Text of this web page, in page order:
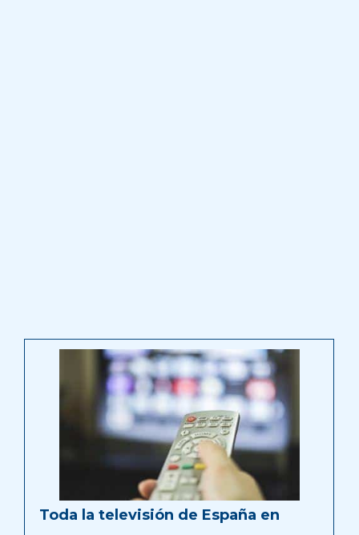
Toda la televisión de España en